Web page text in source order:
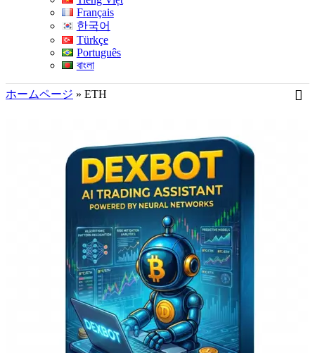
Français
한국어
Türkçe
Português
বাংলা
ホームページ » ETH